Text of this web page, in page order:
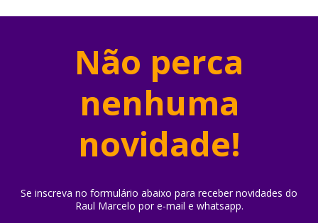
Não perca
nenhuma
novidade!
Se inscreva no formulário abaixo para receber novidades do
Raul Marcelo por e-mail e whatsapp.